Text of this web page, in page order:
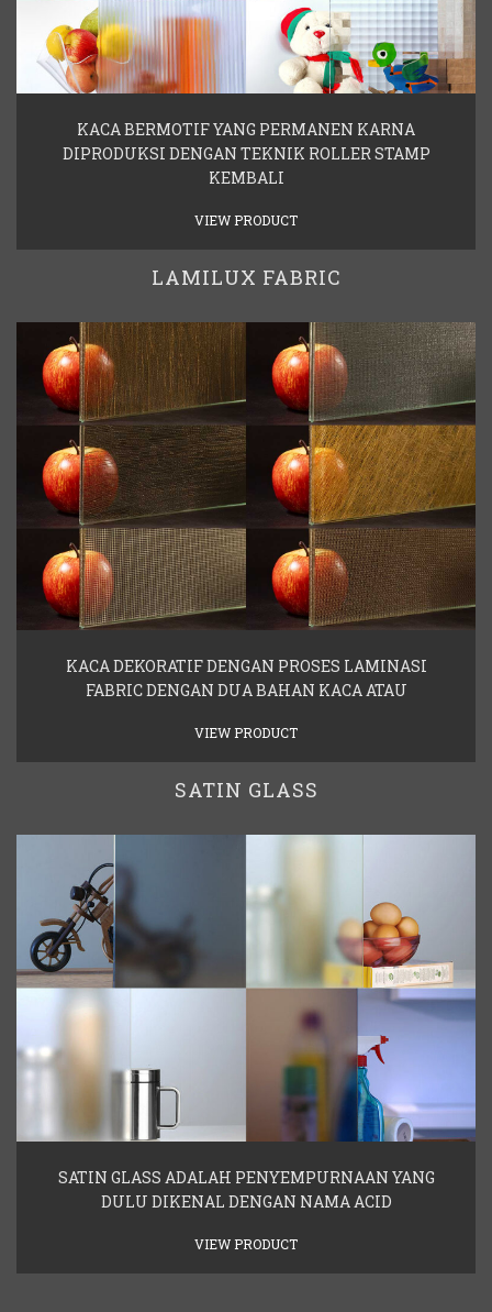
KACA BERMOTIF YANG PERMANEN KARNA
DIPRODUKSI DENGAN TEKNIK ROLLER STAMP
KEMBALI
VIEW PRODUCT
LAMILUX FABRIC
KACA DEKORATIF DENGAN PROSES LAMINASI
FABRIC DENGAN DUA BAHAN KACA ATAU
VIEW PRODUCT
SATIN GLASS
SATIN GLASS ADALAH PENYEMPURNAAN YANG
DULU DIKENAL DENGAN NAMA ACID
VIEW PRODUCT